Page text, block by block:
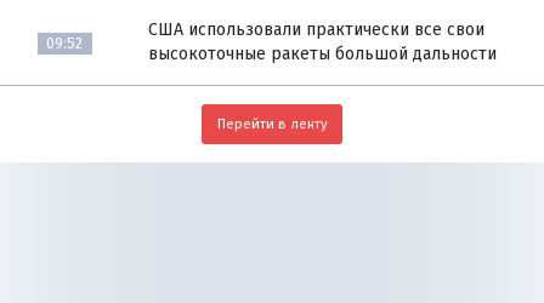
09:52
США использовали практически все свои
высокоточные ракеты большой дальности
Перейти в ленту